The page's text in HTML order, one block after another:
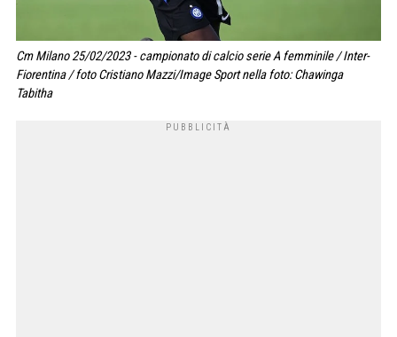
Cm Milano 25/02/2023 - campionato di calcio serie A femminile / Inter-
Fiorentina / foto Cristiano Mazzi/Image Sport nella foto: Chawinga
Tabitha